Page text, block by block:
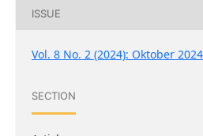
ISSUE
Vol. 8 No. 2 (2024): Oktober 2024
SECTION